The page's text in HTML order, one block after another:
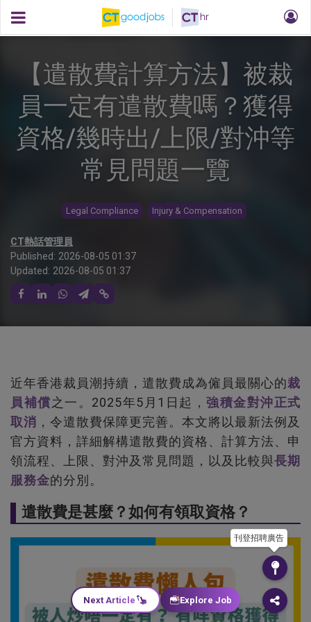
【遣散費計算方法】被裁
員一定有遣散費嗎？獲得
資格/幾時出/上限/對沖等
常見問題一覽
Legal Compliance Injury & Compensation
CT熱話管理員
Published: 2026-08-05 01:37
Updated: 2026-08-05 01:37
近年香港裁員潮持續，遣散費成為僱員最關心的裁
員補償之一。2025年5月1日起， 強積金對沖正式
取消 ，令遣散費保障更完善。本文將以最新法例及
官方資料，詳細解構遣散費的資格、計算方法、申
領流程、上限、對沖及常見問題，以及比較與長期
服務金的分別。
遣散費是甚麼？如何有領取資格？
刊登招聘廣告
Next Article Explore Job